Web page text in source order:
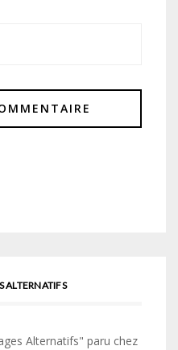
ALTERNATIFS
Alternatifs" paru chez